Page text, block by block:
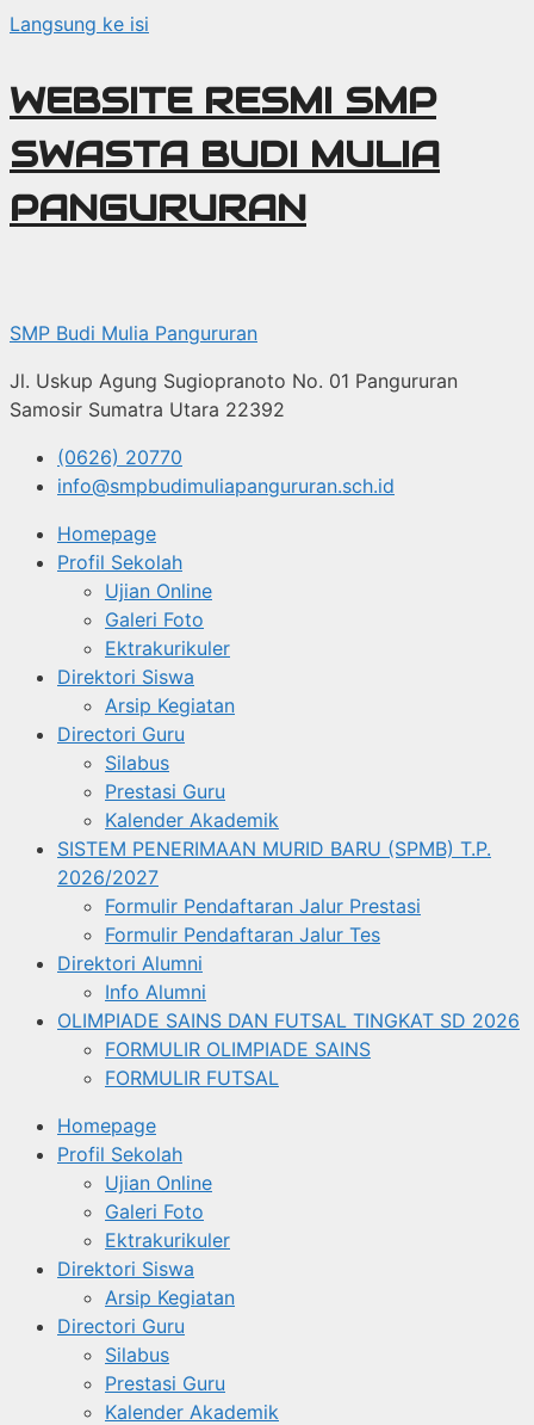
Langsung ke isi
WEBSITE RESMI SMP
SWASTA BUDI MULIA
PANGURURAN
SMP Budi Mulia Pangururan
Jl. Uskup Agung Sugiopranoto No. 01 Pangururan
Samosir Sumatra Utara 22392
(0626) 20770
info@smpbudimuliapangururan.sch.id
Homepage
Profil Sekolah
Ujian Online
Galeri Foto
Ektrakurikuler
Direktori Siswa
Arsip Kegiatan
Directori Guru
Silabus
Prestasi Guru
Kalender Akademik
SISTEM PENERIMAAN MURID BARU (SPMB) T.P.
2026/2027
Formulir Pendaftaran Jalur Prestasi
Formulir Pendaftaran Jalur Tes
Direktori Alumni
Info Alumni
OLIMPIADE SAINS DAN FUTSAL TINGKAT SD 2026
FORMULIR OLIMPIADE SAINS
FORMULIR FUTSAL
Homepage
Profil Sekolah
Ujian Online
Galeri Foto
Ektrakurikuler
Direktori Siswa
Arsip Kegiatan
Directori Guru
Silabus
Prestasi Guru
Kalender Akademik